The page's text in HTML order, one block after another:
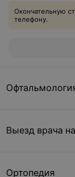
Окончательную
телефону.
Выезд врача
Ортопедия